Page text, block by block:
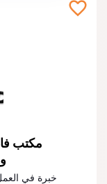
مكتب
خبرة في